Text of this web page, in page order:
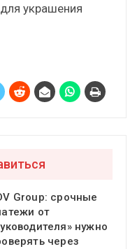
украшения
Group: срочные
от
нужно
через